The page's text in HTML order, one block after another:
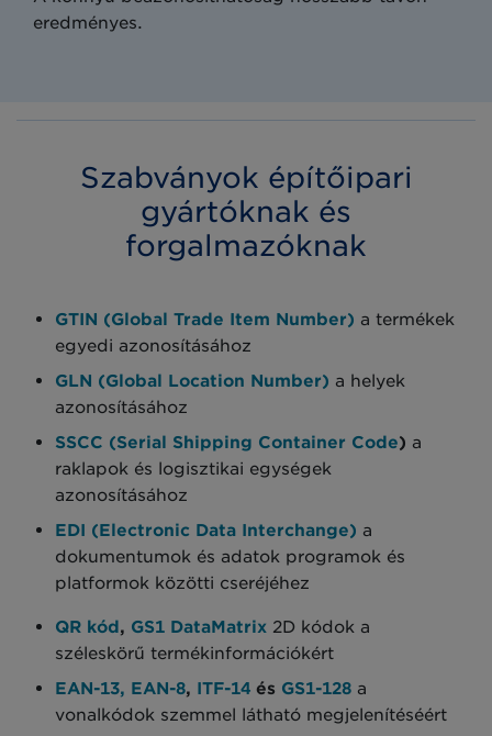
eredményes.
Szabványok építőipari
gyártóknak és
forgalmazóknak
GTIN (Global Trade Item Number) a termékek
egyedi azonosításához
GLN (Global Location Number) a helyek
azonosításához
SSCC (Serial Shipping Container Code) a
raklapok és logisztikai egységek
azonosításához
EDI (Electronic Data Interchange) a
dokumentumok és adatok programok és
platformok közötti cseréjéhez
QR kód , GS1 DataMatrix 2D kódok a
széleskörű termékinformációkért
EAN-13, EAN-8, ITF-14 és GS1-128 a
vonalkódok szemmel látható megjelenítéséért